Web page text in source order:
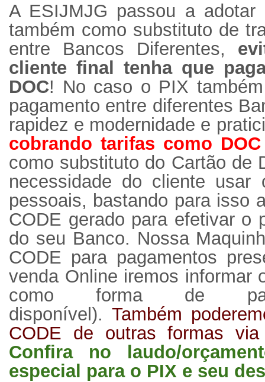
A ESIJMJG passou a
também como substituto de
entre Bancos Diferentes,
cliente final tenha que
DOC! No caso o PIX
pagamento entre diferentes
rapidez e modernidade e
cobrando tarifas como
como substituto do Cartão de
necessidade do cliente usar
pessoais, bastando para isso
CODE gerado para efetivar o
do seu Banco. Nossa
CODE para pagamentos
venda Online iremos informar
como forma de
disponível). Também
CODE de outras formas via
Confira no laudo/
especial para o PIX e seu